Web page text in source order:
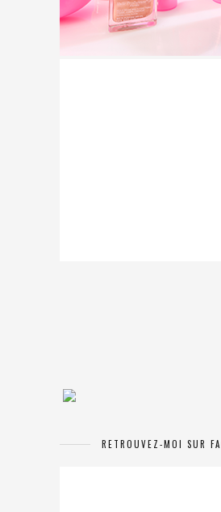
RETROUVEZ-MOI SUR